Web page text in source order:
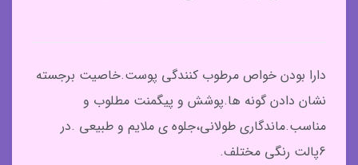
دارا بودن خواص مرطوب کنندگی پوست.خاصیت برجسته
نشان دادن گونه ها.پوشش و پیگمنت مطلوب و
مناسب.ماندگاری طولانی،جلوه ی ملایم و طبیعی .در
6پالت رنگی مختلف.